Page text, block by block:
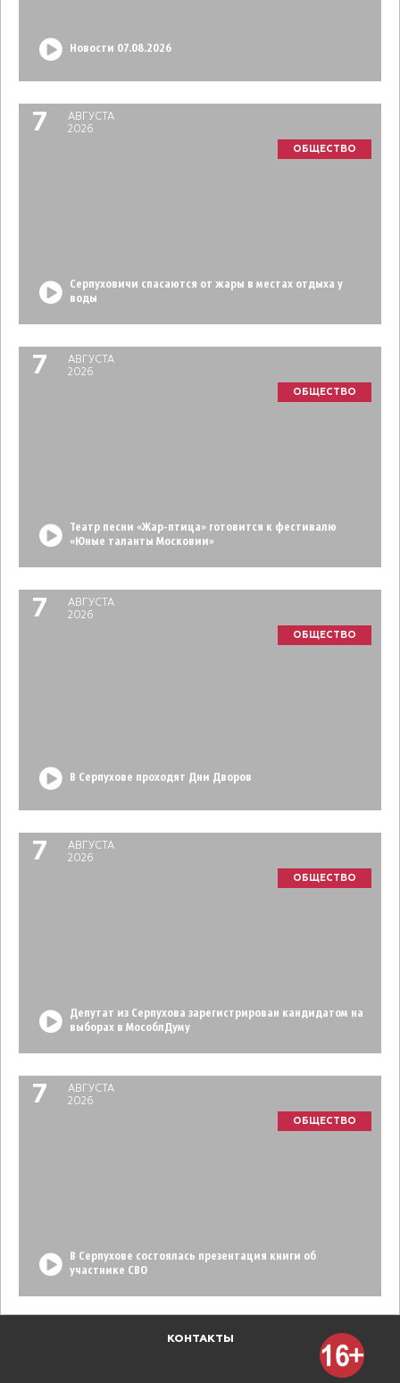
Новости 07.08.2026
7
АВГУСТА
2026
ОБЩЕСТВО
Серпуховичи спасаются от жары в местах отдыха у
воды
7
АВГУСТА
2026
ОБЩЕСТВО
Театр песни «Жар-птица» готовится к фестивалю
«Юные таланты Московии»
7
АВГУСТА
2026
ОБЩЕСТВО
В Серпухове проходят Дни Дворов
7
АВГУСТА
2026
ОБЩЕСТВО
Депутат из Серпухова зарегистрирован кандидатом на
выборах в МособлДуму
7
АВГУСТА
2026
ОБЩЕСТВО
В Серпухове состоялась презентация книги об
участнике СВО
КОНТАКТЫ